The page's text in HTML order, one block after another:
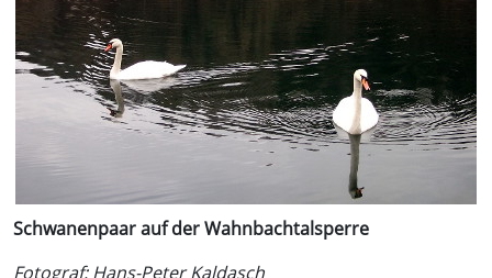
Schwanenpaar auf der Wahnbachtalsperre
Fotograf: Hans-Peter Kaldasch